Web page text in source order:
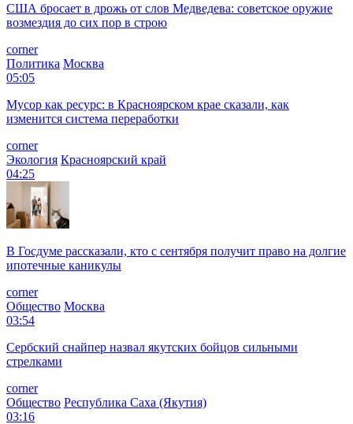
США бросает в дрожь от слов Медведева: советское оружие
возмездия до сих пор в строю
corner
Политика Москва
05:05
Мусор как ресурс: в Красноярском крае сказали, как
изменится система переработки
corner
Экология Красноярский край
04:25
В Госдуме рассказали, кто с сентября получит право на долгие
ипотечные каникулы
corner
Общество Москва
03:54
Сербский снайпер назвал якутских бойцов сильными
стрелками
corner
Общество Республика Саха (Якутия)
03:16